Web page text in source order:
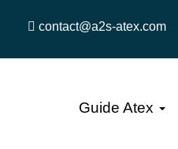
contact@a2s-atex.com
Guide Atex